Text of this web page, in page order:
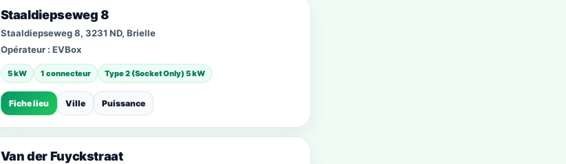
Staaldiepseweg 8
Staaldiepseweg 8, 3231 ND, Brielle
Opérateur : EVBox
5 kW 1 connecteur Type 2 (Socket Only) 5 kW
Fiche lieu Ville Puissance
Van der Fuyckstraat